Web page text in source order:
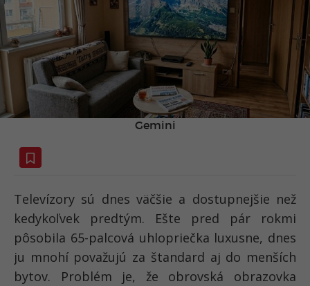
Gemini
Televízory sú dnes väčšie a dostupnejšie než
kedykoľvek predtým. Ešte pred pár rokmi
pôsobila 65-palcová uhlopriečka luxusne, dnes
ju mnohí považujú za štandard aj do menších
bytov. Problém je, že obrovská obrazovka